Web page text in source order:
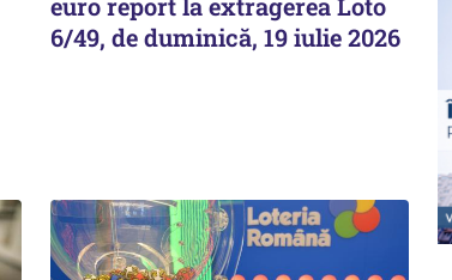
6/49, de duminică, 19 iulie 2026